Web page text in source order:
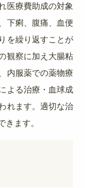
医療費助成の対象
下痢、腹痛、血便
を繰り返すことが
観察に加え大腸粘
内服薬での薬物療
よる治療・血球成
れます。適切な治
ます。